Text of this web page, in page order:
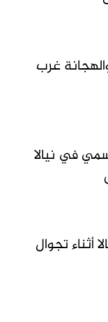
غرب
في نيالا
أثناء تجوال